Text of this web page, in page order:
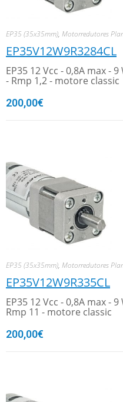
EP35 (35x35mm), Motorredutores
EP35V12W9R3284CL
EP35 12 Vcc - 0,8A max -
- Rmp 1,2 - motore classic
200,00€
EP35 (35x35mm), Motorredutores
EP35V12W9R335CL
EP35 12 Vcc - 0,8A max -
Rmp 11 - motore classic
200,00€